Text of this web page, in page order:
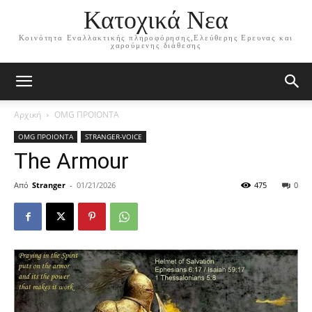
Κατοχικά Νεα
Κοινότητα Εναλλακτικής πληροφόρησης,Ελεύθερης Ερευνας και
χαρούμενης διάθεσης
Αρχική OMG ΠΡΟΙΟΝΤΑ
OMG ΠΡΟΙΟΝΤΑ STRANGER-VOICE
The Armour
Από Stranger - 01/21/2026 0
475